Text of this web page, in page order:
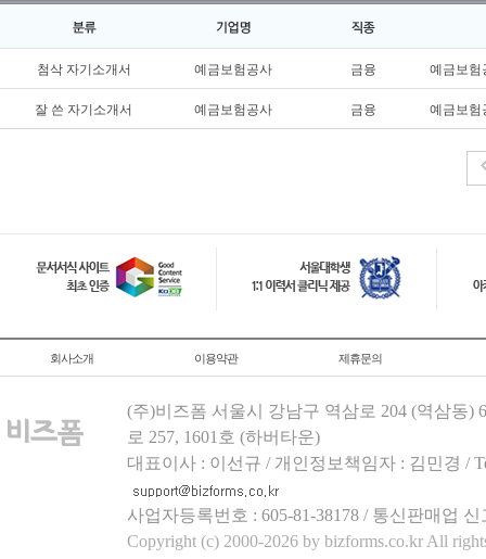
첨삭 자기소개서 예금보험공사 금융 예금보험
잘 쓴 자기소개서 예금보험공사 금융 예금보험
회사소개 이용약관 제휴문의
(주)비즈폼 서울시 강남구 역삼로 204 (역삼동)
로 257, 1601호 (하버타운)
대표이사 : 이선규 / 개인정보책임자 : 김민경 /
사업자등록번호 : 605-81-38178 / 통신판매업
Copyright (c) 2000-2026 by bizforms.co.kr All